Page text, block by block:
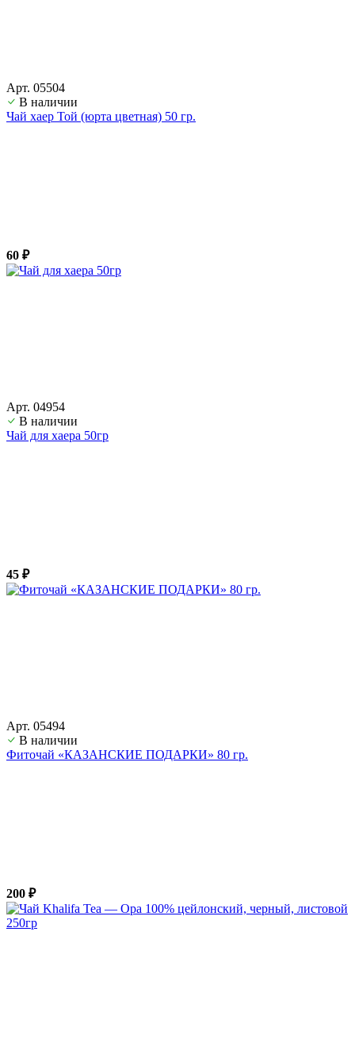
Арт. 05504
В наличии
Чай хаер Той (юрта цветная) 50 гр.
60 ₽
Арт. 04954
В наличии
Чай для хаера 50гр
45 ₽
Арт. 05494
В наличии
Фиточай «КАЗАНСКИЕ ПОДАРКИ» 80 гр.
200 ₽